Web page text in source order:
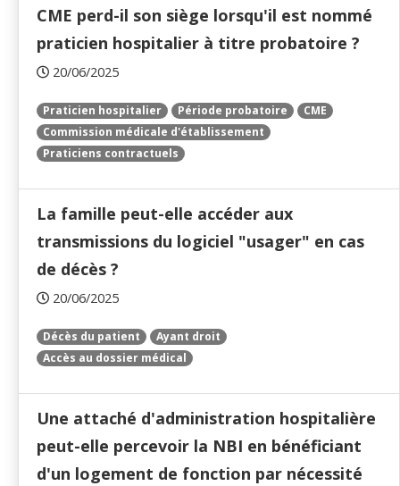
CME perd-il son siège lorsqu'il est nommé
praticien hospitalier à titre probatoire ?
20/06/2025
Praticien hospitalier Période probatoire
CME
Commission médicale d'établissement
Praticiens contractuels
La famille peut-elle accéder aux
transmissions du logiciel "usager" en cas
de décès ?
20/06/2025
Décès du patient
Ayant droit
Accès au dossier médical
Une attaché d'administration hospitalière
peut-elle percevoir la NBI en bénéficiant
d'un logement de fonction par nécessité